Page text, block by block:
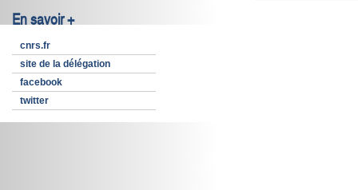
En savoir +
cnrs.fr
site de la délégation
facebook
twitter